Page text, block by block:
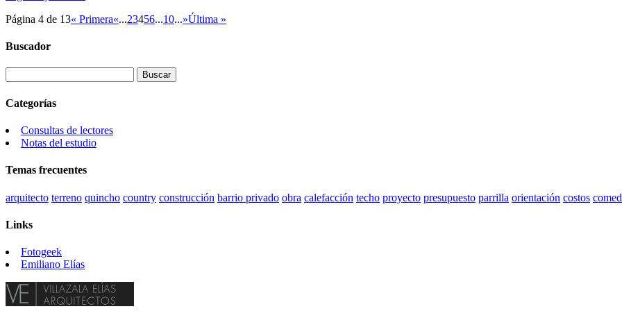
Página 4 de 13« Primera«...23456...10...»Última »
Buscador
Categorías
Consultas de lectores
Notas del estudio
Temas frecuentes
arquitecto terreno quincho country construcción barrio privado obra calefacción techo proyecto presupuesto parrilla orientación costos
Links
Fotogeek
Emiliano Elías